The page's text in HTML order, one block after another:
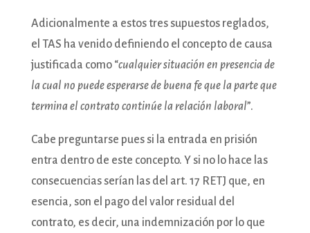
Adicionalmente a estos tres supuestos reglados,
el TAS ha venido definiendo el concepto de causa
justificada como “cualquier situación en presencia de
la cual no puede esperarse de buena fe que la parte que
termina el contrato continúe la relación laboral”.
Cabe preguntarse pues si la entrada en prisión
entra dentro de este concepto. Y si no lo hace las
consecuencias serían las del art. 17 RETJ que, en
esencia, son el pago del valor residual del
contrato, es decir, una indemnización por lo que